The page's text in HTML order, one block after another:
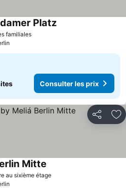
familiales
Platz
Consulter les prix
Partager
au sixième étage
Mitte